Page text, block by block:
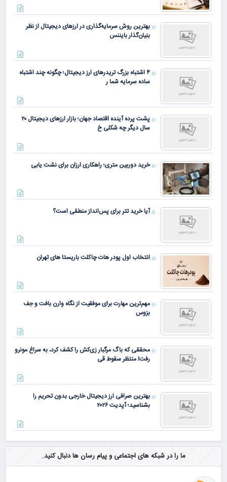
بهترین روش سرمایه‌گذاری در ارزهای دیجیتال از نظر
بنیان‌گذار بایننس
۴ اشتباه بزرگ تریدرهای ارز دیجیتال؛ چگونه چند اشتباه
ساده سرمایه شما ر
پشت پرده آینده اقتصاد جهان؛ بازار ارزهای دیجیتال ۲۰
سال دیگر چه شکلی خ
خرید دوربین متری؛ راهکاری ارزان برای نشت یابی
آیا خرید تتر برای پس‌انداز منطقی است؟
انتخاب اول پودر هات چاکلت باریستا های تهران
مهم‌ترین مهارت برای موفقیت از نگاه وارن بافت و جف
بزوس
محققی که باگ مرگبار زی‌کش را کشف کرد، به سراغ مونرو
رفت! منتظر سقوط قی
بهترین صرافی ارز دیجیتال خارجی بدون تحریم را
بشناسید؛ آپدیت ۲۰۲۶
ما را در شبکه های اجتماعی و پیام رسان ها دنبال کنید.